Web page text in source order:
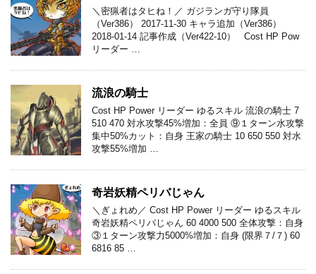
＼密猟者はタヒね！／ ガジランガ守り隊員
（Ver386） 2017-11-30 キャラ追加（Ver386）
2018-01-14 記事作成（Ver422-10） Cost HP Pow
リーダー …
流浪の騎士
Cost HP Power リーダー ゆるスキル 流浪の騎士 7
510 470 対水攻撃45%増加：全員 ⑨１ターン水攻撃
集中50%カット：自身 王家の騎士 10 650 550 対水
攻撃55%増加 …
奇岩妖精ペリバじゃん
＼ぎょれめ／ Cost HP Power リーダー ゆるスキル
奇岩妖精ペリバじゃん 60 4000 500 全体攻撃：自身
③１ターン攻撃力5000%増加：自身 (限界７/７) 60
6816 85 …